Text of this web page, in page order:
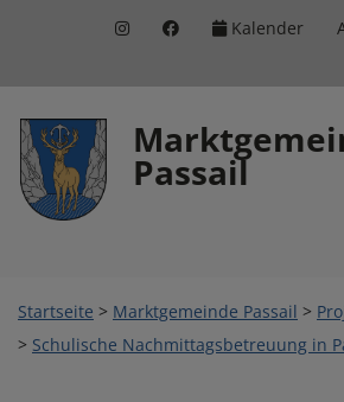
(Accesskey
1)
(Accesskey
2)
(Accesskey
3)
Kalender
Passail
Startseite > Marktgemeinde Passail >
> Schulische Nachmittagsbetreuung in